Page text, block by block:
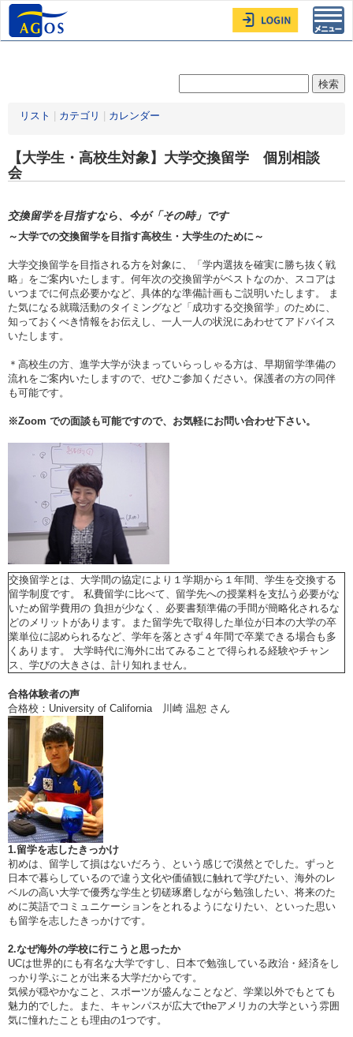
リスト カテゴリ カレンダー
【大学生・高校生対象】大学交換留学 個別相談
会
交換留学を目指すなら、今が「その時」です
～大学での交換留学を目指す高校生・大学生のために～
大学交換留学を目指される方を対象に、「学内選抜を確実に勝ち抜く戦
略」をご案内いたします。何年次の交換留学がベストなのか、スコアは
いつまでに何点必要かなど、具体的な準備計画もご説明いたします。 ま
た気になる就職活動のタイミングなど「成功する交換留学」のために、
知っておくべき情報をお伝えし、一人一人の状況にあわせてアドバイス
いたします。
＊高校生の方、進学大学が決まっていらっしゃる方は、早期留学準備の
流れをご案内いたしますので、ぜひご参加ください。保護者の方の同伴
も可能です。
※Zoom での面談も可能ですので、お気軽にお問い合わせ下さい。
交換留学とは、大学間の協定により１学期から１年間、学生を交換する
留学制度です。 私費留学に比べて、留学先への授業料を支払う必要がな
いため留学費用の 負担が少なく、必要書類準備の手間が簡略化されるな
どのメリットがあります。また留学先で取得した単位が日本の大学の卒
業単位に認められるなど、学年を落とさず４年間で卒業できる場合も多
くあります。 大学時代に海外に出てみることで得られる経験やチャン
ス、学びの大きさは、計り知れません。
合格体験者の声
合格校：University of California 川崎 温恕 さん
1.留学を志したきっかけ
初めは、留学して損はないだろう、という感じで漠然とでした。ずっと
日本で暮らしているので違う文化や価値観に触れて学びたい、海外のレ
ベルの高い大学で優秀な学生と切磋琢磨しながら勉強したい、将来のた
めに英語でコミュニケーションをとれるようになりたい、といった思い
も留学を志したきっかけです。
2.なぜ海外の学校に行こうと思ったか
UCは世界的にも有名な大学ですし、日本で勉強している政治・経済をし
っかり学ぶことが出来る大学だからです。
気候が穏やかなこと、スポーツが盛んなことなど、学業以外でもとても
魅力的でした。また、キャンパスが広大でtheアメリカの大学という雰囲
気に憧れたことも理由の1つです。